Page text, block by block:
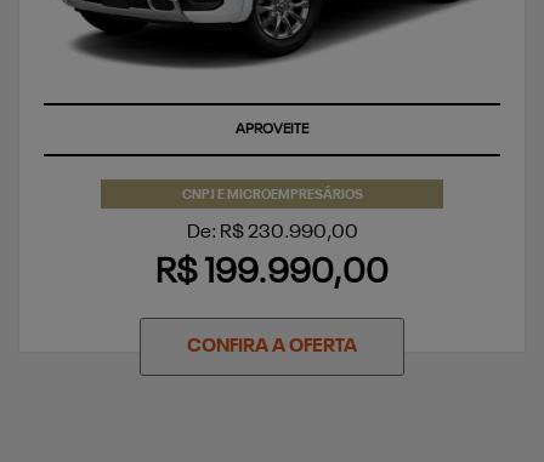
TAXA ZERO
CNPJ E MICROEMPRESÁRIOS
De: R$ 230.990,00
R$ 199.990,00
CONFIRA A OFERTA